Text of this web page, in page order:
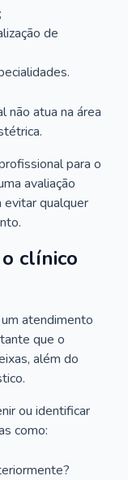
de
não atua na área
para o
avaliação
qualquer
clínico
atendimento
que o
além do
ou identificar
como: